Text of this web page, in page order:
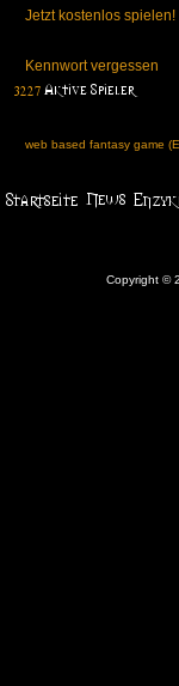
Jetzt kostenlos spielen!
Kennwort vergessen
web based fantasy game
Copyright ©